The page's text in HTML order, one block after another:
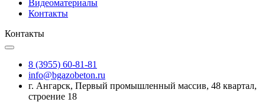
Видеоматериалы
Контакты
Контакты
8 (3955) 60-81-81
info@bgazobeton.ru
г. Ангарск, Первый промышленный массив, 48 квартал,
строение 18